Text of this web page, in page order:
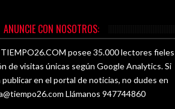
ANUNCIE CON NOSOTROS:
posee 35.000 lectores fieles
de visitas únicas según Google Analytics. Si
en el portal de noticias, no dudes en
Llámanos 947744860